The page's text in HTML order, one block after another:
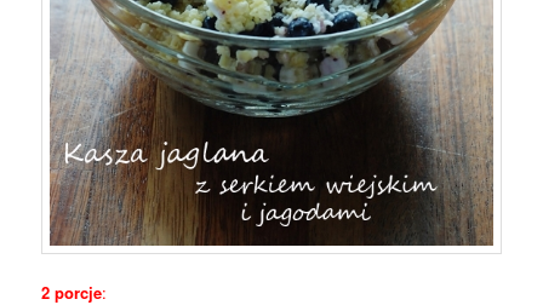
2 porcje: